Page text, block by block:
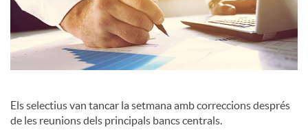
r
d
e
Els selectius van tancar la setmana amb correccions després
de les reunions dels principals bancs centrals.